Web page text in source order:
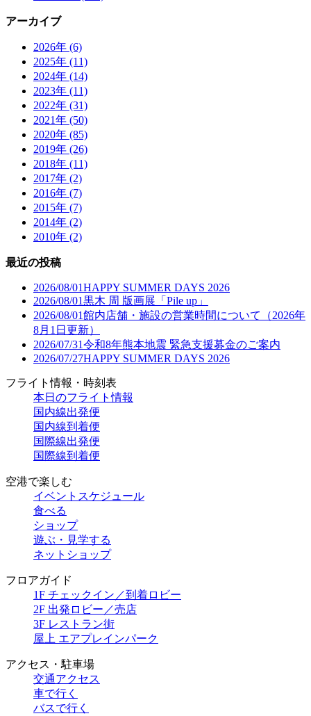
アーカイブ
2026年 (6)
2025年 (11)
2024年 (14)
2023年 (11)
2022年 (31)
2021年 (50)
2020年 (85)
2019年 (26)
2018年 (11)
2017年 (2)
2016年 (7)
2015年 (7)
2014年 (2)
2010年 (2)
最近の投稿
2026/08/01HAPPY SUMMER DAYS 2026
2026/08/01黒木 周 版画展「Pile up」
2026/08/01館内店舗・施設の営業時間について（2026年
8月1日更新）
2026/07/31令和8年熊本地震 緊急支援募金のご案内
2026/07/27HAPPY SUMMER DAYS 2026
フライト情報・時刻表
本日のフライト情報
国内線出発便
国内線到着便
国際線出発便
国際線到着便
空港で楽しむ
イベントスケジュール
食べる
ショップ
遊ぶ・見学する
ネットショップ
フロアガイド
1F チェックイン／到着ロビー
2F 出発ロビー／売店
3F レストラン街
屋上 エアプレインパーク
アクセス・駐車場
交通アクセス
車で行く
バスで行く